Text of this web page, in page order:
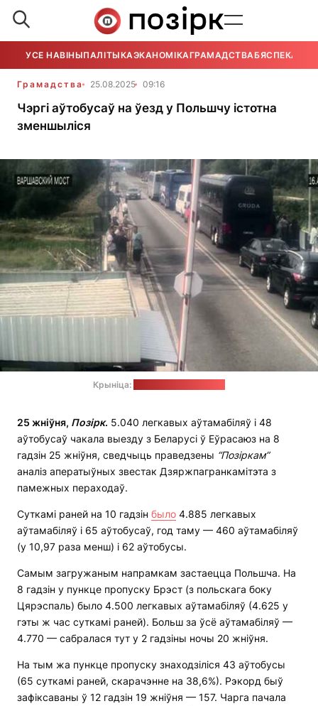
УСЕ НАВІНЫПАЛІТЫКАЭКАНОМІКАГРАМАДСТВАБЯСПЕКА
Грамадства 25.08.2025 09:16
Чэргі аўтобусаў на ўезд у Польшчу істотна
зменшыліся
Крыніца:
25 жніўня, Позірк. 5.040 легкавых аўтамабіляў і 48
аўтобусаў чакала выезду з Беларусі ў Еўрасаюз на 8
гадзін 25 жніўня, сведчыць праведзены “Позіркам”
аналіз аператыўных звестак Дзяржпагранкамітэта з
памежных пераходаў.
Суткамі раней на 10 гадзін было 4.885 легкавых
аўтамабіляў і 65 аўтобусаў, год таму — 460 аўтамабіляў
(у 10,97 раза менш) і 62 аўтобусы.
Самым загружаным напрамкам застаецца Польшча. На
8 гадзін у пункце пропуску Брэст (з польскага боку
Цярэспаль) было 4.500 легкавых аўтамабіляў (4.625 у
гэты ж час суткамі раней). Больш за ўсё аўтамабіляў —
4.770 — сабралася тут у 2 гадзіны ночы 20 жніўня.
На тым жа пункце пропуску знаходзіліся 43 аўтобусы
(65 суткамі раней, скарачэнне на 38,6%). Рэкорд быў
зафіксаваны ў 12 гадзін 19 жніўня — 157. Чарга пачала